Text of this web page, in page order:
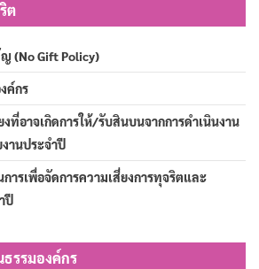
ต
(No Gift Policy)
ค์กร
งที่อาจเกิดการให้/รับสินบนจากการดำเนินงาน
านประจำปี
การเพื่อจัดการความเสี่ยงการทุจริตและ
ปี
ธรรมองค์กร